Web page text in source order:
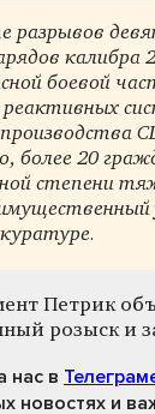
разрывов
калибра
боевой
производства
более 20
степени
Петрик
розыск и
нас в
новостях и